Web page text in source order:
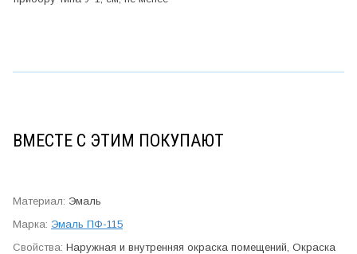
ВМЕСТЕ С ЭТИМ ПОКУПАЮТ
Эмаль
Эмаль ПФ-115
Наружная и внутренняя окраска помещений, Окраска